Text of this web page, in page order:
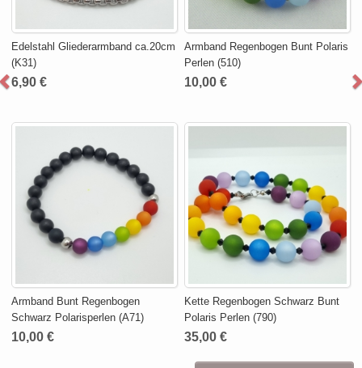
Edelstahl Gliederarmband ca.20cm
(K31)
6,90 €
Armband Regenbogen Bunt Polaris
Perlen (510)
10,00 €
Armband Bunt Regenbogen
Schwarz Polarisperlen (A71)
10,00 €
Kette Regenbogen Schwarz Bunt
Polaris Perlen (790)
35,00 €